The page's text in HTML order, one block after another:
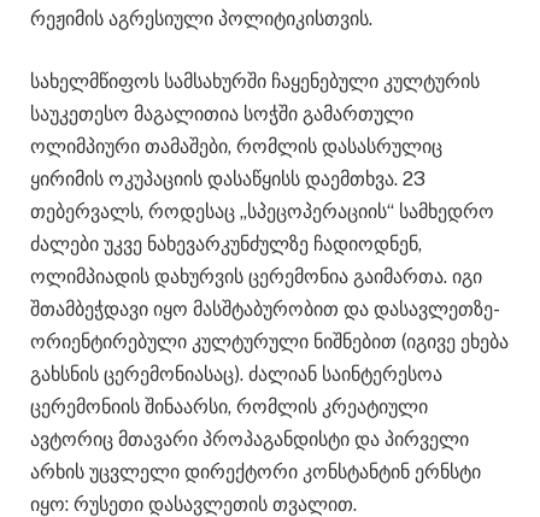
რეჟიმის აგრესიული პოლიტიკისთვის.
სახელმწიფოს სამსახურში ჩაყენებული კულტურის
საუკეთესო მაგალითია სოჭში გამართული
ოლიმპიური თამაშები, რომლის დასასრულიც
ყირიმის ოკუპაციის დასაწყისს დაემთხვა. 23
თებერვალს, როდესაც „სპეცოპერაციის“ სამხედრო
ძალები უკვე ნახევარკუნძულზე ჩადიოდნენ,
ოლიმპიადის დახურვის ცერემონია გაიმართა. იგი
შთამბეჭდავი იყო მასშტაბურობით და დასავლეთზე-
ორიენტირებული კულტურული ნიშნებით (იგივე ეხება
გახსნის ცერემონიასაც). ძალიან საინტერესოა
ცერემონიის შინაარსი, რომლის კრეატიული
ავტორიც მთავარი პროპაგანდისტი და პირველი
არხის უცვლელი დირექტორი კონსტანტინ ერნსტი
იყო: რუსეთი დასავლეთის თვალით.